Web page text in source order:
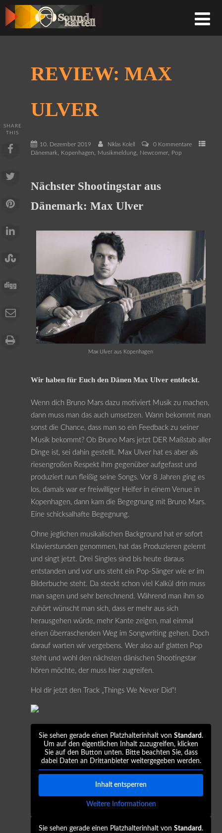
REVIEW: MAX
ULVER
10. Dezember 2019 Niklas Kolell
0 Kommentare
Dänemark, Kopenhagen, Musikmeldung, Newcomer, Pop
SHARE
THIS
Nächster Shootingstar aus
Dänemark: Max Ulver
Max Ulver aus Kopenhagen
Wir haben für Euch den Dänen Max Ulver entdeckt.
Wenn dich Bruno Mars dazu motiviert Musik zu machen,
dann muss man das auch umsetzen. Wann bekommt man
sonst die Chance, dass man so ein Feedback zu seiner
Musik bekommt? Ob Bruno Mars jetzt DER Maßstab aller
Dinge ist, sei dahin gestellt. Max Ulver hat es aber als
riesengroßen Respekt ihm gegenüber aufgefasst und
produziert nun fleißig seine Songs. Vor 8 Jahren ging es
los, damals war er freiwilliger Helfer in einem Venue in
Kopenhagen, dann kam die Begegnung mit Bruno Mars.
Eine schicksalhafte Begegnung.
Ohne jeglichen musikalischen Background hat er sofort
Klavierstunden genommen, hat das Produzieren gelernt
und singt jetzt. Drei Singles sind bis heute daraus
entstanden und vor uns steht ein Pop-Sänger wie er im
Bilderbuche steht. Da steckt schon viel Kalkül drin muss
man sagen und sehr berechnend. Während man ihm so
zuhört wünscht man sich, dass er mehr aus sich
herausgehen würde, mehr Kante zeigen, mal einmal
einen überraschenden Weg im Songwriting gehen. Doch
darauf warten wir vergebens. Wer also auf glatten Pop
steht und wohl den nächsten dänischen Shootingstar
hören möchte, der muss hier zugreifen.
Hol dir jetzt den Track „Things We Never Did“!
Sie sehen gerade einen Platzhalterinhalt von Standard.
Um auf den eigentlichen Inhalt zuzugreifen, klicken
Sie auf den Button unten. Bitte beachten Sie, dass
dabei Daten an Drittanbieter weitergegeben werden.
Inhalt entsperren
Weitere Informationen
Sie sehen gerade einen Platzhalterinhalt von Standard.